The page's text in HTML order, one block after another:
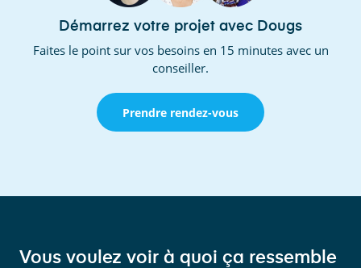
Démarrez votre projet avec Dougs
Faites le point sur vos besoins en 15 minutes avec un
conseiller.
Prendre rendez-vous
Vous voulez voir à quoi ça ressemble